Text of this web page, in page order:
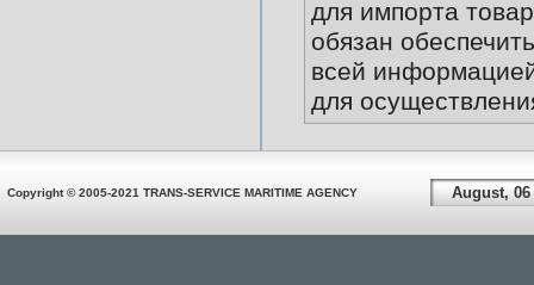
для импорта
обязан
всей
для
Copyright © 2005-2021 TRANS-SERVICE MARITIME AGENCY August, 06